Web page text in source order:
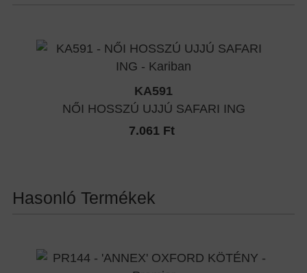
KA591
NŐI HOSSZÚ UJJÚ SAFARI ING
7.061 Ft
Hasonló Termékek